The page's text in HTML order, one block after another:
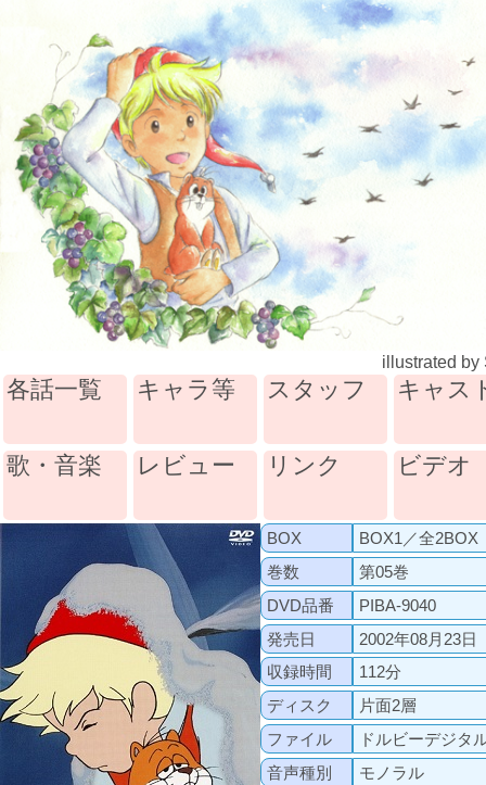
illustrated by
各話一覧 キャラ等 スタッフ キャス
歌・音楽 レビュー リンク ビデオ
BOX
BOX1／全2BOX
巻数
第05巻
DVD品番
PIBA-9040
発売日
2002年08月23日
収録時間
112分
ディスク
片面2層
ファイル
ドルビーデジタ
音声種別
モノラル